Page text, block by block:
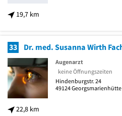
19,7 km
33
22,8 km
Augenarzt
keine Öffnungszeiten
Hindenburgstr. 24
49124Georgsmarienhütte